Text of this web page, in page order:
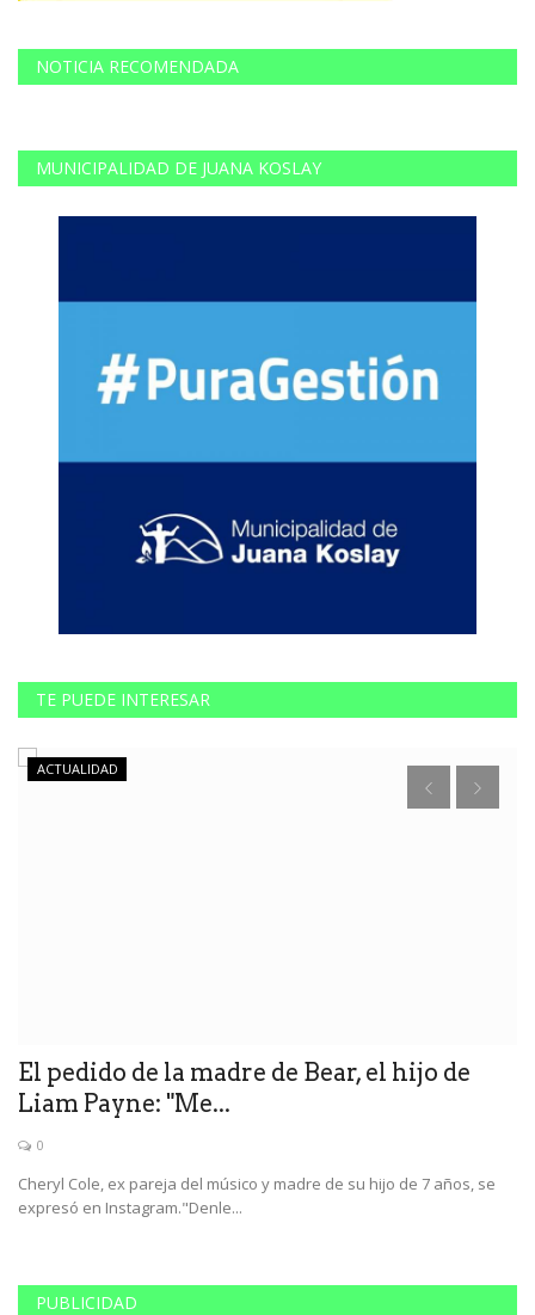
NOTICIA RECOMENDADA
MUNICIPALIDAD DE JUANA KOSLAY
TE PUEDE INTERESAR
ACTUALIDAD
El pedido de la madre de Bear, el hijo de
Liam Payne: "Me...
0
Cheryl Cole, ex pareja del músico y madre de su hijo de 7 años, se
expresó en Instagram."Denle...
PUBLICIDAD